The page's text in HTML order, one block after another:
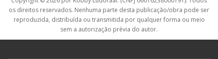
os direitos reservados. Nenhuma parte desta publicação/obra pode ser
reproduzida, distribuída ou transmitida por qualquer forma ou meio
sem a autorização prévia do autor.